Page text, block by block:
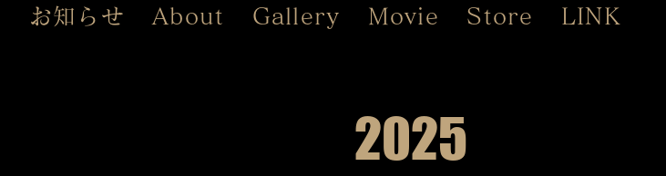
お知らせ About Gallery Movie Store LINK
2025